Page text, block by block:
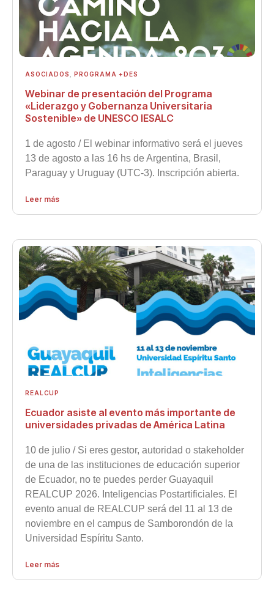
ASOCIADOS PROGRAMA +DES
Webinar de presentación del Programa
«Liderazgo y Gobernanza Universitaria
Sostenible» de UNESCO IESALC
1 de agosto / El webinar informativo será el jueves
13 de agosto a las 16 hs de Argentina, Brasil,
Paraguay y Uruguay (UTC-3). Inscripción abierta.
Leer más
REALCUP
Ecuador asiste al evento más importante de
universidades privadas de América Latina
10 de julio / Si eres gestor, autoridad o stakeholder
de una de las instituciones de educación superior
de Ecuador, no te puedes perder Guayaquil
REALCUP 2026. Inteligencias Postartificiales. El
evento anual de REALCUP será del 11 al 13 de
noviembre en el campus de Samborondón de la
Universidad Espíritu Santo.
Leer más